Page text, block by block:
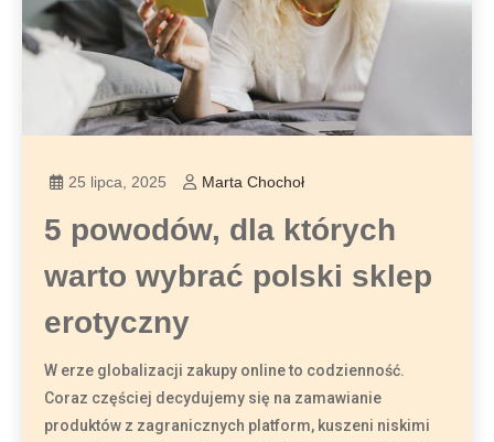
25 lipca, 2025 Marta Chochoł
5 powodów, dla których
warto wybrać polski sklep
erotyczny
W erze globalizacji zakupy online to codzienność.
Coraz częściej decydujemy się na zamawianie
produktów z zagranicznych platform, kuszeni niskimi